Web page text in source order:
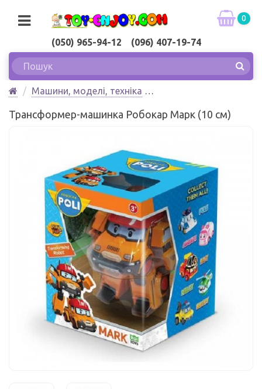
(050) 965-94-12 (096) 407-19-74
0
Машини, моделі, техніка
(10 см)
Трансформер-машинка Робокар Марк (10 см)